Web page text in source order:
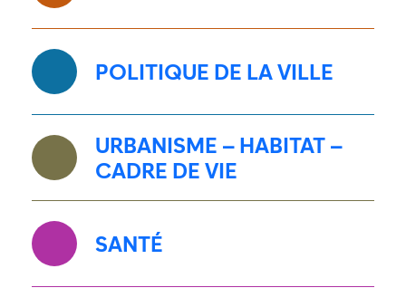
POLITIQUE DE LA VILLE
URBANISME – HABITAT –
CADRE DE VIE
SANTÉ